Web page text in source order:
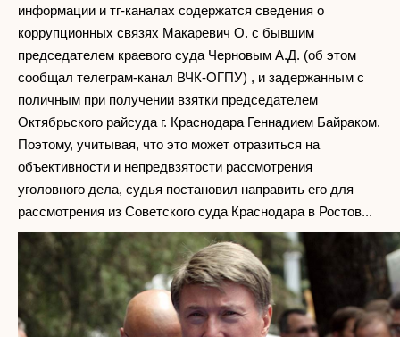
информации и тг-каналах содержатся сведения о
коррупционных связях Макаревич О. с бывшим
председателем краевого суда Черновым А.Д. (об этом
сообщал телеграм-канал ВЧК-ОГПУ) , и задержанным с
поличным при получении взятки председателем
Октябрьского райсуда г. Краснодара Геннадием Байраком.
Поэтому, учитывая, что это может отразиться на
объективности и непредвзятости рассмотрения
уголовного дела, судья постановил направить его для
рассмотрения из Советского суда Краснодара в Ростов...